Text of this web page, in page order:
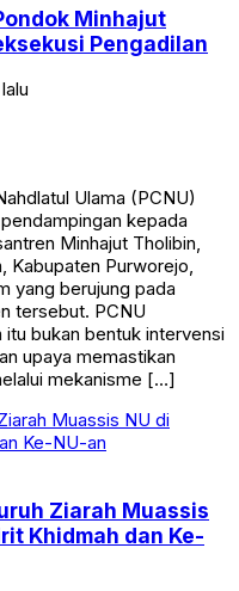
Minhajut
Pengadilan
Ulama (PCNU)
kepada
Minhajut Tholibin,
Kabupaten Purworejo,
yang berujung pada
tersebut. PCNU
bukan bentuk intervensi
upaya memastikan
mekanisme […]
Ziarah Muassis
Khidmah dan Ke-